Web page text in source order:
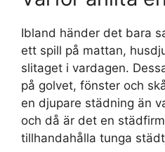
Ibland händer det bara
ett spill på mattan,
slitaget i vardagen.
på golvet, fönster och
en djupare städning än
och då är det en
tillhandahålla tunga